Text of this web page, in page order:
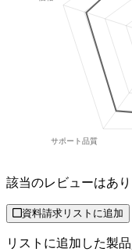
該当のレビューはあ
資料請求リストに追加
リストに追加した製